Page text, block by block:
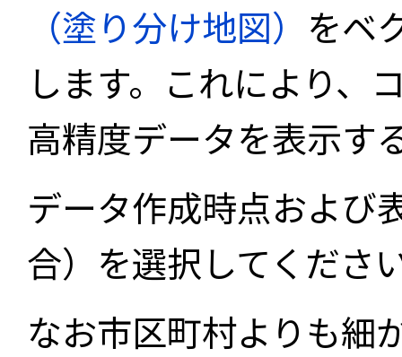
（塗り分け地図） をベ
します。これにより、
高精度データを表示す
データ作成時点および
合）を選択してくださ
なお市区町村よりも細